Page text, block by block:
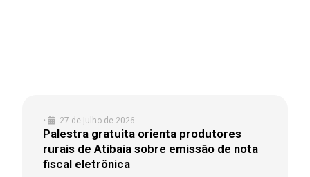
• 27 de julho de 2026
Palestra gratuita orienta produtores
rurais de Atibaia sobre emissão de nota
fiscal eletrônica